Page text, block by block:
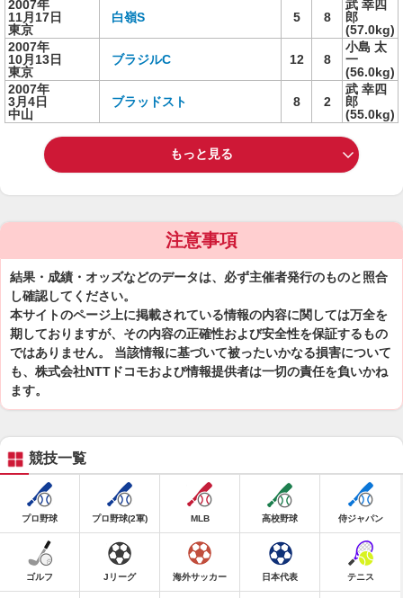
2007年
11月17日
東京
白嶺S 5 8
武 幸四
郎
(57.0kg)
2007年
10月13日
東京
ブラジルC 12 8
小島 太
一
(56.0kg)
2007年
3月4日
中山
ブラッドスト 8 2
武 幸四
郎
(55.0kg)
もっと見る
注意事項
結果・成績・オッズなどのデータは、必ず主催者発行のものと照合
し確認してください。
本サイトのページ上に掲載されている情報の内容に関しては万全を
期しておりますが、その内容の正確性および安全性を保証するもの
ではありません。 当該情報に基づいて被ったいかなる損害について
も、株式会社NTTドコモおよび情報提供者は一切の責任を負いかね
ます。
競技一覧
プロ野球 プロ野球(2軍) MLB 高校野球 侍ジャパン
ゴルフ Jリーグ 海外サッカー 日本代表 テニス